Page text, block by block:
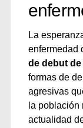
La
enfermedad
de debut
formas de
agresivas
la población
actualidad